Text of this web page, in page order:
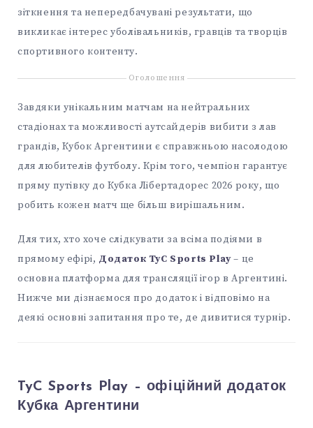
зіткнення та непередбачувані результати, що
викликає інтерес уболівальників, гравців та творців
спортивного контенту.
Оголошення
Завдяки унікальним матчам на нейтральних
стадіонах та можливості аутсайдерів вибити з лав
грандів, Кубок Аргентини є справжньою насолодою
для любителів футболу. Крім того, чемпіон гарантує
пряму путівку до Кубка Лібертадорес 2026 року, що
робить кожен матч ще більш вирішальним.
Для тих, хто хоче слідкувати за всіма подіями в
прямому ефірі, Додаток TyC Sports Play– це
основна платформа для трансляції ігор в Аргентині.
Нижче ми дізнаємося про додаток і відповімо на
деякі основні запитання про те, де дивитися турнір.
TyC Sports Play – офіційний додаток
Кубка Аргентини